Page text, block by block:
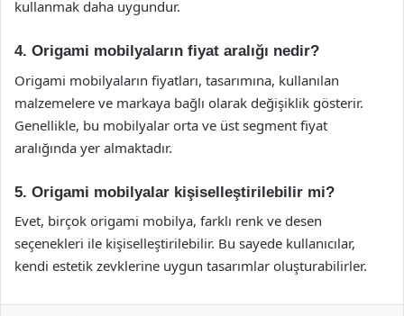
kullanmak daha uygundur.
4. Origami mobilyaların fiyat aralığı nedir?
Origami mobilyaların fiyatları, tasarımına, kullanılan
malzemelere ve markaya bağlı olarak değişiklik gösterir.
Genellikle, bu mobilyalar orta ve üst segment fiyat
aralığında yer almaktadır.
5. Origami mobilyalar kişiselleştirilebilir mi?
Evet, birçok origami mobilya, farklı renk ve desen
seçenekleri ile kişiselleştirilebilir. Bu sayede kullanıcılar,
kendi estetik zevklerine uygun tasarımlar oluşturabilirler.